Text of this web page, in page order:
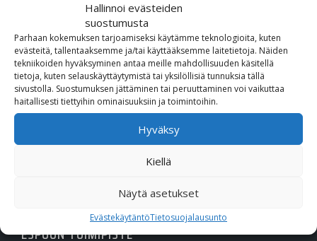
Hallinnoi evästeiden
suostumusta
Parhaan kokemuksen tarjoamiseksi käytämme teknologioita, kuten
evästeitä, tallentaaksemme ja/tai käyttääksemme laitetietoja. Näiden
tekniikoiden hyväksyminen antaa meille mahdollisuuden käsitellä
tietoja, kuten selauskäyttäytymistä tai yksilöllisiä tunnuksia tällä
sivustolla. Suostumuksen jättäminen tai peruuttaminen voi vaikuttaa
haitallisesti tiettyihin ominaisuuksiin ja toimintoihin.
Hyväksy
Kiellä
Näytä asetukset
EvästekäytäntöTietosuojalausunto
OTA MEIHIN YHTEYTTÄ!
Puhelin (Vaihde): 010 617 0600
Sähköposti:etunimi.sukunimi@rmheino.fi
Y-tunnus:0748389-3
Aukioloajat
Myynti: ma-pe 10-18, la 10-14
Huolto Espoo: ma-pe 10-18
ESPOON TOIMIPISTE